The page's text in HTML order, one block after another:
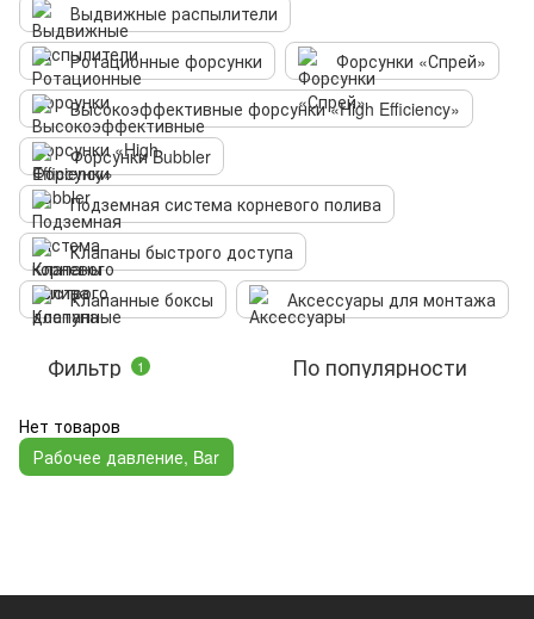
Выдвижные распылители
Ротационные форсунки
Форсунки «Спрей»
Высокоэффективные форсунки «High Efficiency»
Форсунки Bubbler
Подземная система корневого полива
Клапаны быстрого доступа
Клапанные боксы
Аксессуары для монтажа
Фильтр 1 По популярности
Нет товаров
Рабочее давление, Bar